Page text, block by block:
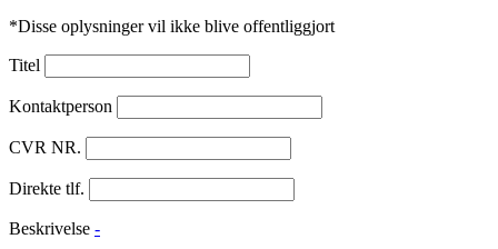
*Disse oplysninger vil ikke blive offentliggjort
Titel
Kontaktperson
CVR NR.
Direkte tlf.
Beskrivelse -